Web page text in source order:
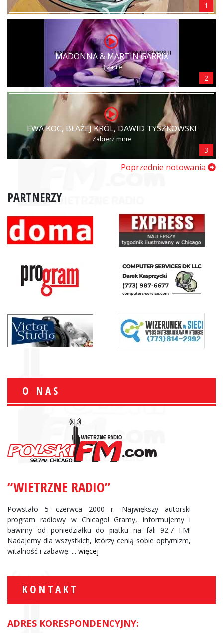
1
MADONNA & MARTIN GARRIX
Bizarre
2
EWA KOC, BŁAŻEJ KRÓL, DAWID TYSZKOWSKI
Zabierz mnie
3
Poprzednie notowania
PARTNERZY
O NAS
“WIETRZNE RADIO”
Powstało 5 czerwca 2000 r. Największy autorski
program radiowy w Chicago! Gramy, informujemy i
bawimy od poniedziałku do piątku na fali 92.7 FM!
Nadajemy dla wszystkich, którzy cenią sobie optymizm,
witalność i zabawę. ... więcej
KONTAKT
ADRES KORESPONDENCYJNY: